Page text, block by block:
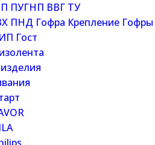
ПУГНП ВВГ ТУ
ПНД Гофра Крепление Гофры
Гост